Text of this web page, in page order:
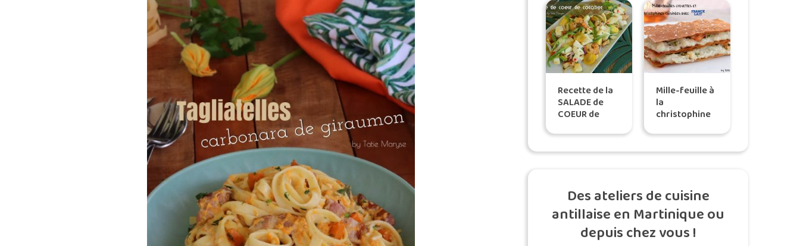
Recette de la
SALADE de
COEUR de
Tatie Maryse
Mille-feuille à
la
christophine
crevettes
sautées
Des ateliers de cuisine
antillaise en Martinique ou
depuis chez vous !